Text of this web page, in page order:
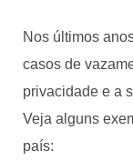
Nos últimos
casos de
privacidade e a
Veja alguns
país: